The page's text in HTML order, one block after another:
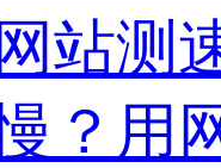
站测
？用